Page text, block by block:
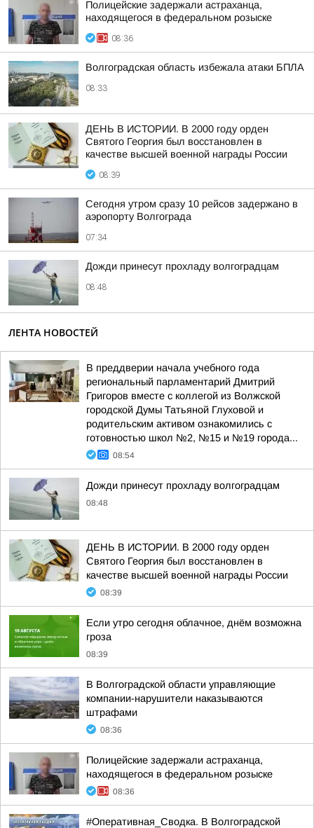
Полицейские задержали астраханца,
находящегося в федеральном розыске
08:36
Волгоградская область избежала атаки БПЛА
08:33
ДЕНЬ В ИСТОРИИ. В 2000 году орден
Святого Георгия был восстановлен в
качестве высшей военной награды России
08:39
Сегодня утром сразу 10 рейсов задержано в
аэропорту Волгограда
07:34
Дожди принесут прохладу волгоградцам
08:48
ЛЕНТА НОВОСТЕЙ
В преддверии начала учебного года
региональный парламентарий Дмитрий
Григоров вместе с коллегой из Волжской
городской Думы Татьяной Глуховой и
родительским активом ознакомились с
готовностью школ №2, №15 и №19 города...
08:54
Дожди принесут прохладу волгоградцам
08:48
ДЕНЬ В ИСТОРИИ. В 2000 году орден
Святого Георгия был восстановлен в
качестве высшей военной награды России
08:39
Если утро сегодня облачное, днём возможна
гроза
08:39
В Волгоградской области управляющие
компании-нарушители наказываются
штрафами
08:36
Полицейские задержали астраханца,
находящегося в федеральном розыске
08:36
#Оперативная_Сводка. В Волгоградской